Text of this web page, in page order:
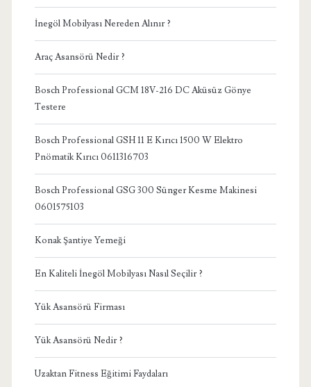
İnegöl Mobilyası Nereden Alınır ?
Araç Asansörü Nedir ?
Bosch Professional GCM 18V-216 DC Aküsüz Gönye
Testere
Bosch Professional GSH 11 E Kırıcı 1500 W Elektro
Pnömatik Kırıcı 0611316703
Bosch Professional GSG 300 Sünger Kesme Makinesi
0601575103
Konak Şantiye Yemeği
En Kaliteli İnegöl Mobilyası Nasıl Seçilir ?
Yük Asansörü Firması
Yük Asansörü Nedir ?
Uzaktan Fitness Eğitimi Faydaları